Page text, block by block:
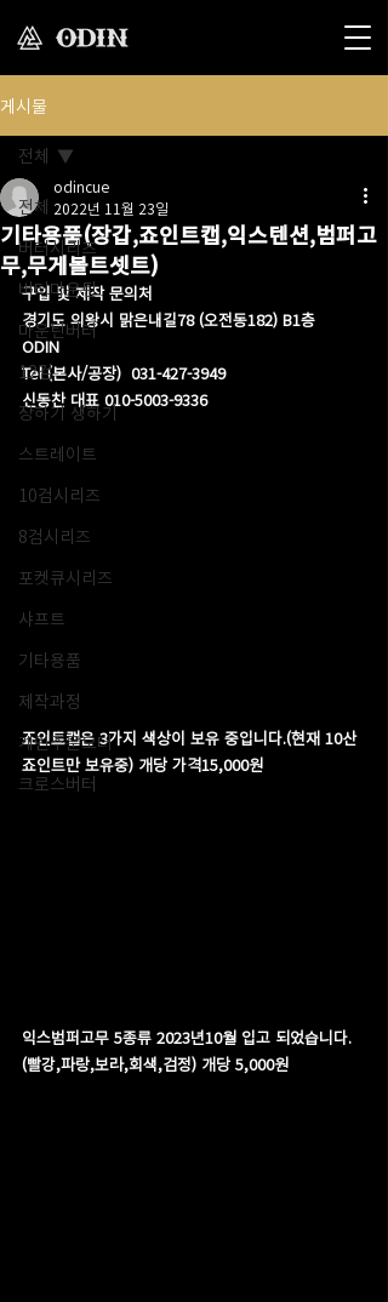
게시물
전체
버터시리즈
버터마운틴
마운틴버터
12검
장하기 생하기
스트레이트
10검시리즈
8검시리즈
포켓큐시리즈
샤프트
기타용품
제작과정
개인주문오더
크로스버터
전체
기타용품(장갑,죠인트캡,익스텐션,범퍼고
무,무게볼트셋트)
odincue
2022년 11월 23일
구입 및 제작 문의처
경기도 의왕시 맑은내길78 (오전동182) B1층
ODIN
Tel (본사/공장)  031-427-3949
신동찬 대표 010-5003-9336
죠인트캡은 3가지 색상이 보유 중입니다.(현재 10산
죠인트만 보유중) 개당 가격15,000원
익스범퍼고무 5종류 2023년10월 입고 되었습니다.
(빨강,파랑,보라,회색,검정) 개당 5,000원